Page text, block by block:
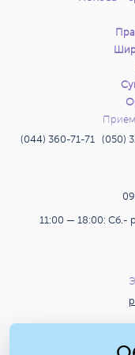
Прием
(044) 360-71-71 (050)
11:00 — 18:00: Сб.-